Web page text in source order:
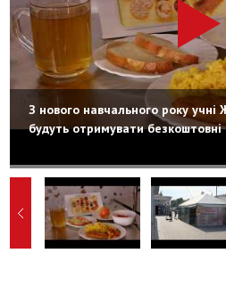
З нового навчального року
будуть отримувати безкоштовні